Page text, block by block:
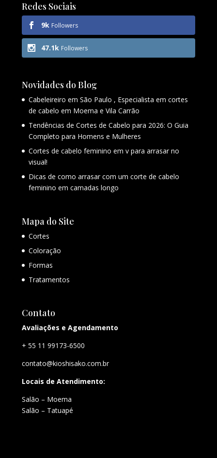
Redes Sociais
9k Followers
47.1k Followers
Novidades do Blog
Cabeleireiro em São Paulo , Especialista em cortes
de cabelo em Moema e Vila Carrão
Tendências de Cortes de Cabelo para 2026: O Guia
Completo para Homens e Mulheres
Cortes de cabelo feminino em v para arrasar no
visual!
Dicas de como arrasar com um corte de cabelo
feminino em camadas longo
Mapa do Site
Cortes
Coloração
Formas
Tratamentos
Contato
Avaliações e Agendamento
+ 55 11 99173-6500
contato@kioshisako.com.br
Locais de Atendimento:
Salão – Moema
Salão – Tatuapé